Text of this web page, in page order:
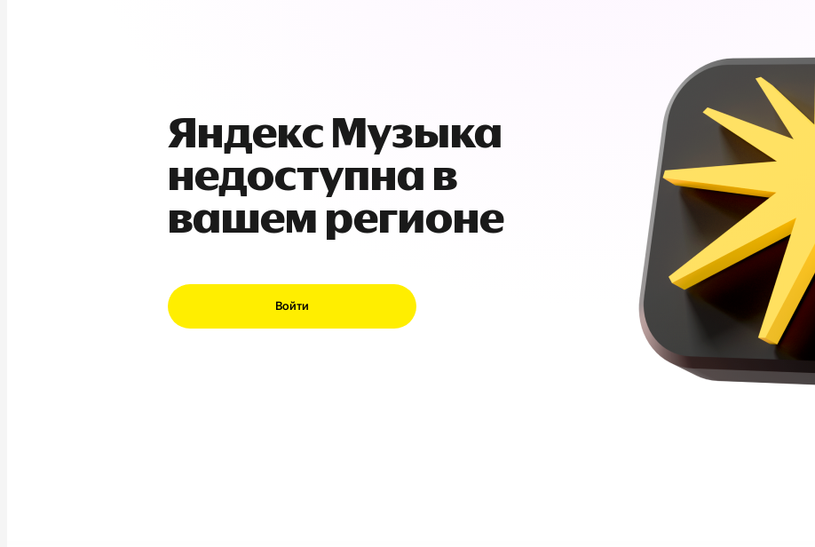
Яндекс Музыка
недоступна в
вашем регионе
Войти